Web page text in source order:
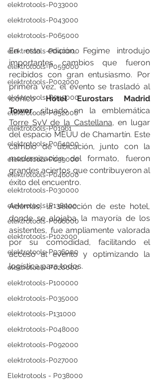
elektrotools-P033000
elektrotools-P043000
elektrotools-P065000
elektrotools-P040000
elektrotools-P059000
elektrotools-P002000
elektrotools-P045000
elektrotools-P052000
elektrotools-P01961
elektrotools-P064000
elektrotools-P099000
elektrotools-P046000
elektrotools-P030000
elektrotools-P138000
elektrotools-P066000
elektrotools-P102000
elektrotools-P036000
elektrotools-P020000
elektrotools-P100000
elektrotools-P035000
elektrotools-P131000
elektrotools-P048000
elektrotools-P092000
elektrotools-P027000
Elektrotools - P038000
En esta edición, Fegime introdujo
importantes cambios que fueron
recibidos con gran entusiasmo. Por
primera vez, el evento se trasladó al
icónico Hotel Eurostars Madrid
Tower
Torre SyV de la Castellana, en lugar
del espacio MEUU de Chamartín. Este
cambio de ubicación, junto con la
modernización del formato, fueron
grandes aciertos que contribuyeron al
éxito del encuentro.
Además, la selección de este hotel,
donde se alojaba la mayoría de los
asistentes, fue ampliamente valorada
por su comodidad, facilitando el
acceso al evento y optimizando la
logística para todos.